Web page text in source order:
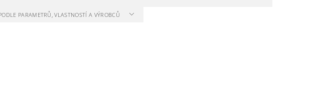
PARAMETRŮ, VLASTNOSTÍ A VÝROBCŮ